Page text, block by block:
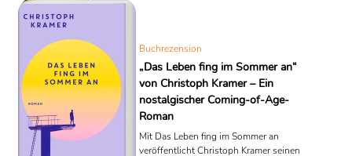
Buchrezension
„Das Leben fing im Sommer an“
von Christoph Kramer – Ein
nostalgischer Coming-of-Age-
Roman
Mit Das Leben fing im Sommer an
veröffentlicht Christoph Kramer seinen